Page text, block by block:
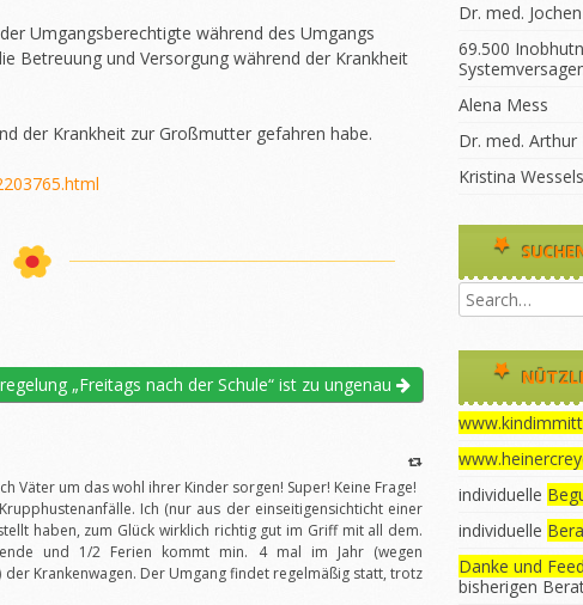
Umgangsberechtigte während des Umgangs
Betreuung und Versorgung während der Krankheit
der Krankheit zur Großmutter gefahren habe.
„Freitags nach der Schule“ ist zu ungenau
Väter um das wohl ihrer Kinder sorgen! Super! Keine Frage!
Ich (nur aus der einseitigensichticht einer
haben, zum Glück wirklich richtig gut im Griff mit all dem.
und 1/2 Ferien kommt min. 4 mal im Jahr (wegen
Krankenwagen. Der Umgang findet regelmäßig statt, trotz
Dr. med.
69.500
Alena Mess
Dr. med. Arthur
Kristina Wessels
individuelle
individuelle
Danke und
bisherigen